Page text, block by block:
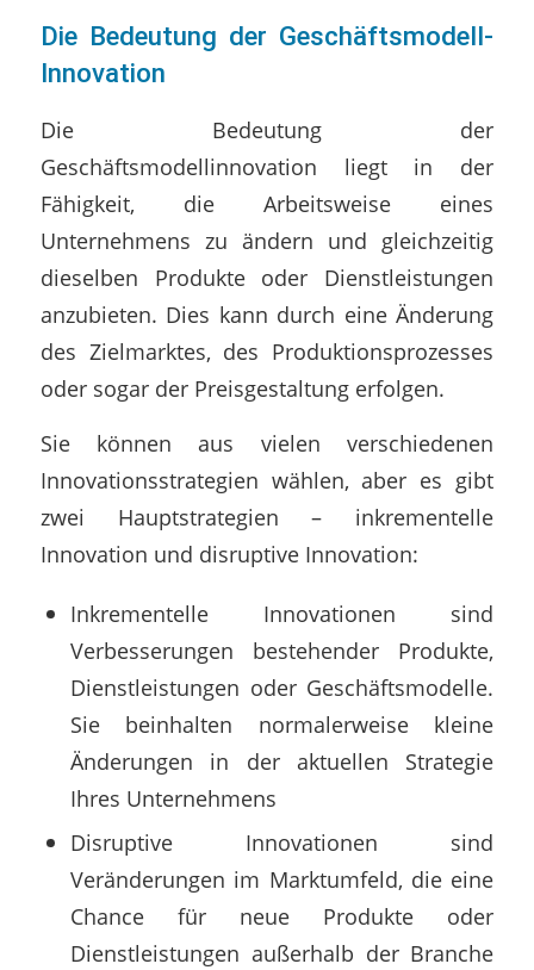
Die Bedeutung der Geschäftsmodell-
Innovation
Die Bedeutung der
Geschäftsmodellinnovation liegt in der
Fähigkeit, die Arbeitsweise eines
Unternehmens zu ändern und gleichzeitig
dieselben Produkte oder Dienstleistungen
anzubieten. Dies kann durch eine Änderung
des Zielmarktes, des Produktionsprozesses
oder sogar der Preisgestaltung erfolgen.
Sie können aus vielen verschiedenen
Innovationsstrategien wählen, aber es gibt
zwei Hauptstrategien – inkrementelle
Innovation und disruptive Innovation:
Inkrementelle Innovationen sind
Verbesserungen bestehender Produkte,
Dienstleistungen oder Geschäftsmodelle.
Sie beinhalten normalerweise kleine
Änderungen in der aktuellen Strategie
Ihres Unternehmens
Disruptive Innovationen sind
Veränderungen im Marktumfeld, die eine
Chance für neue Produkte oder
Dienstleistungen außerhalb der Branche